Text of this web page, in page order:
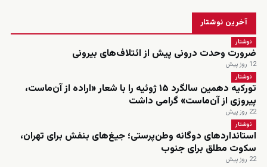
آخرین نوشتار
نوشتار
ضرورت وحدت درونی پیش از ائتلاف‌های بیرونی
12 روز پیش
نوشتار
تورکیه دهمین سالگرد ۱۵ ژوئیه را با شعار «اراده از آن‌ماست،
پیروزی از آن‌ماست» گرامی داشت
22 روز پیش
نوشتار
استانداردهای دوگانه وطن‌پرستی؛ جیغ‌های بنفش برای تهران،
سکوت مطلق برای جنوب
22 روز پیش